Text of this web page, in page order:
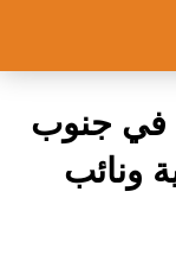
في جنوب
ونائب